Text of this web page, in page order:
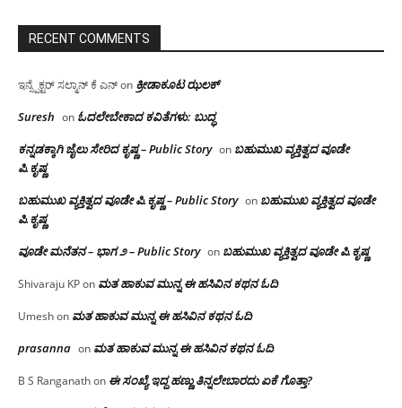
RECENT COMMENTS
ಇನ್ಸ್ಪೆಕ್ಟರ್ ಸಲ್ಮಾನ್ ಕೆ ಎನ್on ಕ್ರೀಡಾಕೂಟ ಝಲಕ್
Suresh on ಓದಲೇಬೇಕಾದ‌ ಕವಿತೆಗಳು: ಬುದ್ಧ
ಕನ್ನಡಕ್ಕಾಗಿ ಜೈಲು ಸೇರಿದ ಕೃಷ್ಣ – Public Story on ಬಹುಮುಖ ವ್ಯಕ್ತಿತ್ವದ ವೂಡೇ
ಪಿ.ಕೃಷ್ಣ
ಬಹುಮುಖ ವ್ಯಕ್ತಿತ್ವದ ವೂಡೇ ಪಿ.ಕೃಷ್ಣ – Public Story on ಬಹುಮುಖ ವ್ಯಕ್ತಿತ್ವದ ವೂಡೇ
ಪಿ.ಕೃಷ್ಣ
ವೂಡೇ ಮನೆತನ – ಭಾಗ ೨ – Public Story on ಬಹುಮುಖ ವ್ಯಕ್ತಿತ್ವದ ವೂಡೇ ಪಿ.ಕೃಷ್ಣ
Shivaraju KPon ಮತ ಹಾಕುವ ಮುನ್ನ ಈ ಹಸಿವಿನ ಕಥನ ಓದಿ
Umeshon ಮತ ಹಾಕುವ ಮುನ್ನ ಈ ಹಸಿವಿನ ಕಥನ ಓದಿ
prasanna on ಮತ ಹಾಕುವ ಮುನ್ನ ಈ ಹಸಿವಿನ ಕಥನ ಓದಿ
B S Ranganathon ಈ ಸಂಖ್ಯೆ ಇದ್ದ ಹಣ್ಣು ತಿನ್ನಲೇಬಾರದು ಏಕೆ ಗೊತ್ತಾ?